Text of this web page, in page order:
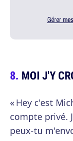
Gérer
MOI J'Y
« Hey c'est
compte privé.
peux-tu